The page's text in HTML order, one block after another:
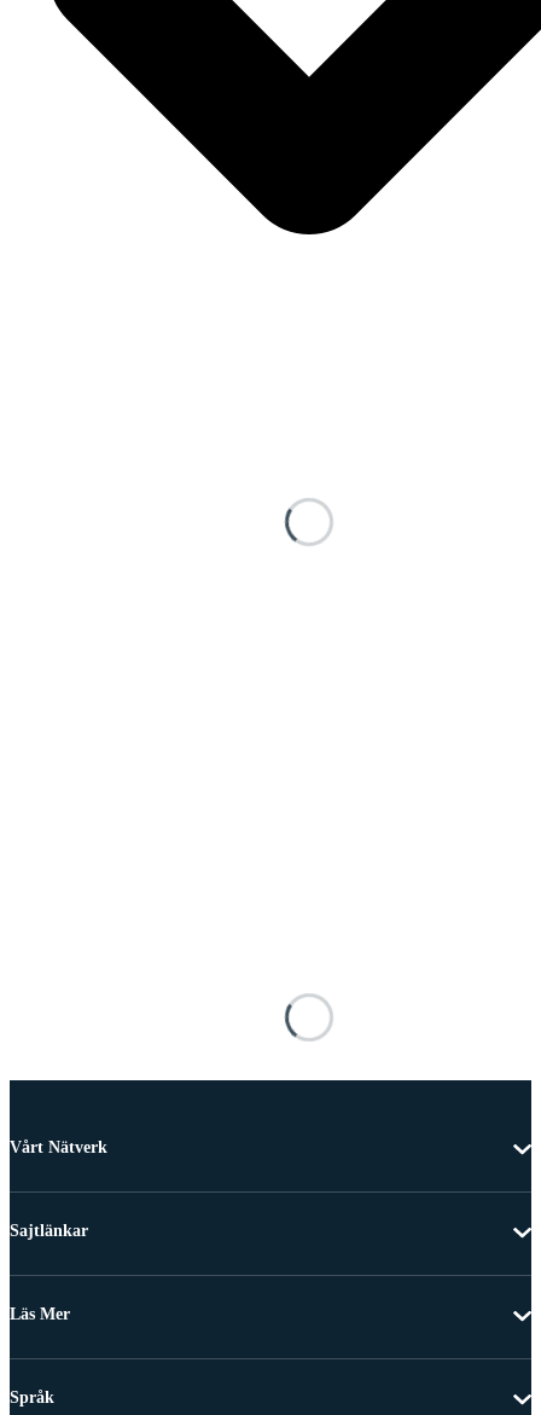
Vårt Nätverk
Sajtlänkar
Läs Mer
Språk